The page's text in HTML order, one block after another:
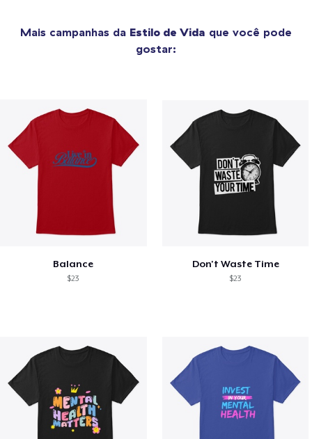
Mais campanhas da Estilo de Vida que você pode
gostar:
Balance
$23
Don't Waste Time
$23